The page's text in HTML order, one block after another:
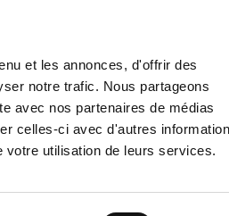
et les annonces, d'offrir des
notre trafic. Nous partageons
avec nos partenaires de médias
celles-ci avec d'autres
utilisation de leurs services.
LIBRAIRIE
- DÉLAI ACTUEL : 3 À 5